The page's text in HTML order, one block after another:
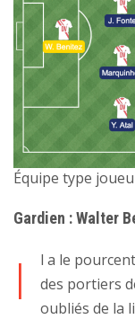
Équipe type
Gardien : Walter
I
l a le
des portiers
oubliés de la